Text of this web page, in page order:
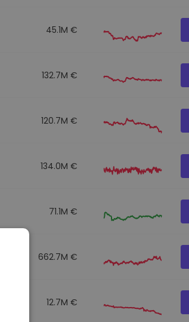
45.1M €
132.7M €
120.7M €
134.0M €
71.1M €
662.7M €
12.7M €